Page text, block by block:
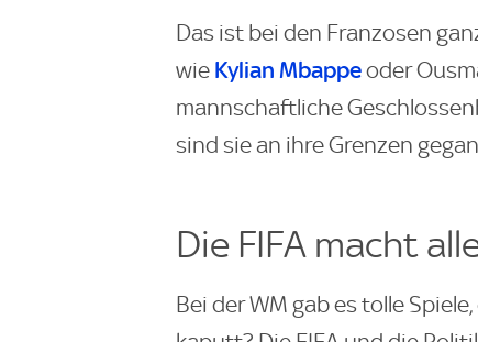
Das ist bei den Franzosen
wie Kylian Mbappeoder
mannschaftliche
sind sie an ihre Grenzen
Die FIFA macht
Bei der WM gab es tolle